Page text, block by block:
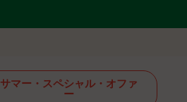
サマー・スペシャル・オファ
ー